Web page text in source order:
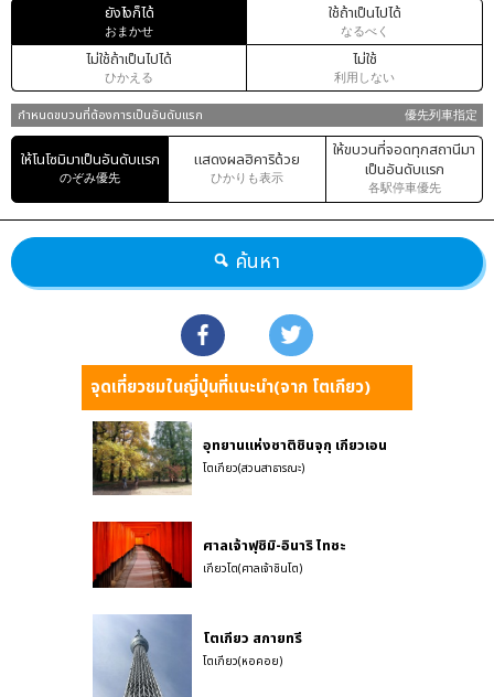
ยังไงก็ได้
おまかせ
ใช้ถ้าเป็นไปได้
なるべく
ไม่ใช้ถ้าเป็นไปได้
ひかえる
ไม่ใช้
利用しない
กำหนดขบวนที่ต้องการเป็นอันดับแรก 優先列車指定
ให้โนโซมิมาเป็นอันดับแรก
のぞみ優先
แสดงผลฮิคาริด้วย
ひかりも表示
ให้ขบวนที่จอดทุกสถานีมา
เป็นอันดับแรก
各駅停車優先
ค้นหา
จุดเที่ยวชมในญี่ปุ่นที่แนะนำ(จาก โตเกียว)
อุทยานแห่งชาติชินจุกุ เกียวเอน
โตเกียว(สวนสาธารณะ)
ศาลเจ้าฟุชิมิ-อินาริ ไทชะ
เกียวโต(ศาลเจ้าชินโต)
โตเกียว สกายทรี
โตเกียว(หอคอย)